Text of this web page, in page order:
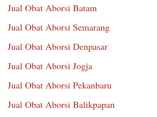
Jual Obat Aborsi Batam
Jual Obat Aborsi Semarang
Jual Obat Aborsi Denpasar
Jual Obat Aborsi Jogja
Jual Obat Aborsi Pekanbaru
Jual Obat Aborsi Balikpapan